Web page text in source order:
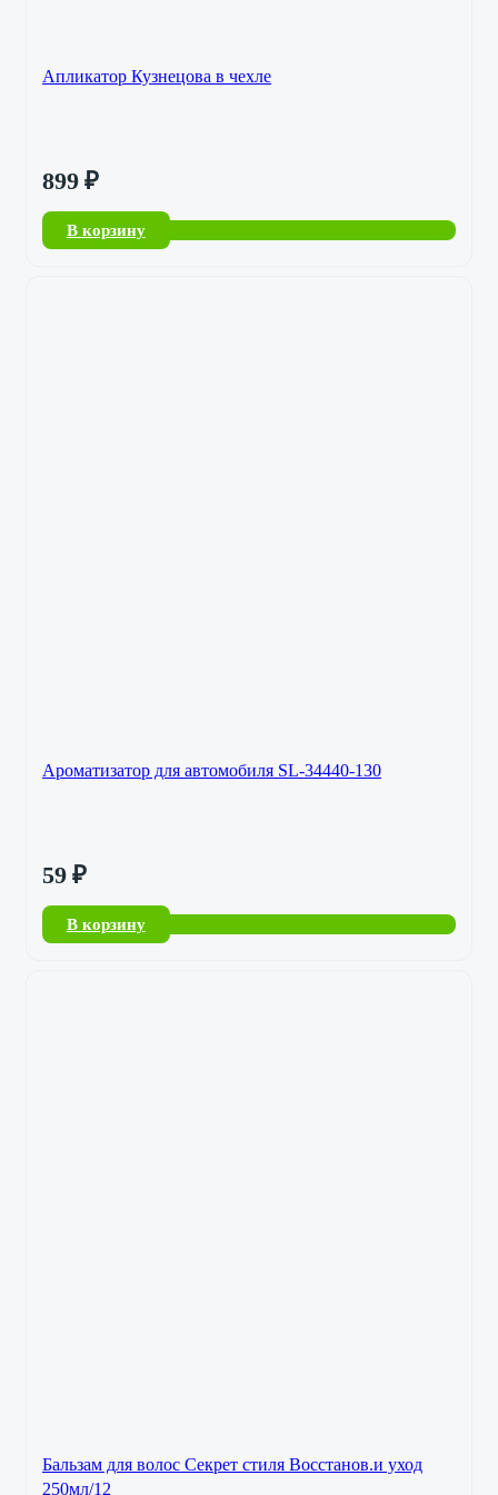
Апликатор Кузнецова в чехле
899 ₽
В корзину
Ароматизатор для автомобиля SL-34440-130
59 ₽
В корзину
Бальзам для волос Секрет стиля Восстанов.и уход
250мл/12